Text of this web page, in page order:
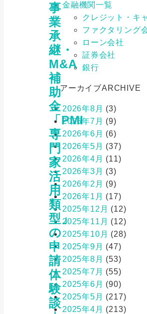
事
業
承
継・
M&A
補
助
金
「PMI
専
門
家
活
用
類
型」
の
申
請
体
験
談
金融機関一覧
クレジット・キ
ファクタリング
ローン会社
証券会社
銀行
アーカイブARCHIVE
2026年8月 (3)
2026年7月 (9)
2026年6月 (6)
2026年5月 (37)
2026年4月 (11)
2026年3月 (3)
2026年2月 (9)
2026年1月 (17)
2025年12月 (12)
2025年11月 (12)
2025年10月 (28)
2025年9月 (47)
2025年8月 (53)
2025年7月 (55)
2025年6月 (90)
2025年5月 (217)
2025年4月 (213)